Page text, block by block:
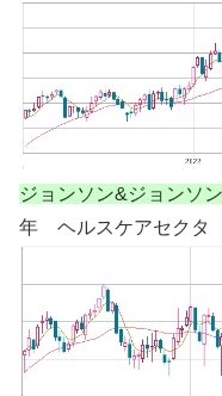
ジョンソン&ジョンソ
年 ヘルスケアセクタ